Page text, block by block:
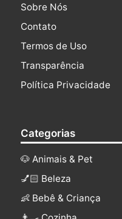
Sobre Nós
Contato
Termos de Uso
Transparência
Política Privacidade
Categorias
🐶 Animais & Pet
💅🏻 Beleza
👶 Bebê & Criança